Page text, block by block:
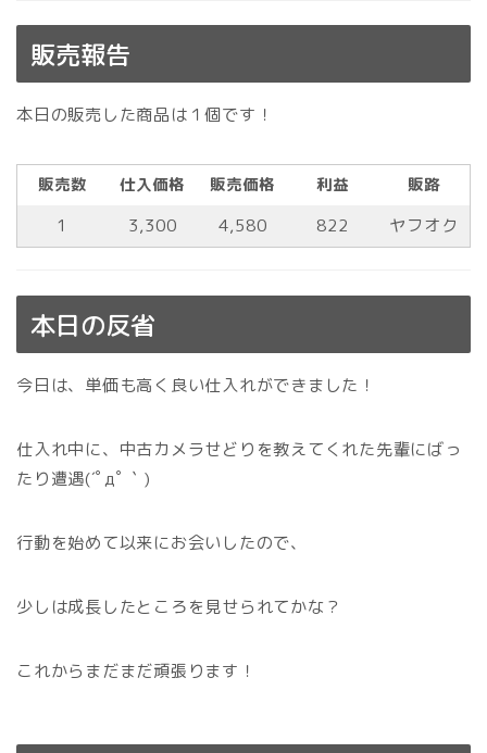
販売報告
本日の販売した商品は１個です！
販売数 仕入価格 販売価格 利益 販路
1 3,300 4,580 822 ヤフオク
本日の反省
今日は、単価も高く良い仕入れができました！
仕入れ中に、中古カメラせどりを教えてくれた先輩にばっ
たり遭遇(´ﾟдﾟ｀)
行動を始めて以来にお会いしたので、
少しは成長したところを見せられてかな？
これからまだまだ頑張ります！